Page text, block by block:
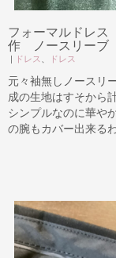
フォーマルドレ
作 ノースリーブ
| ドレス ドレス
元々袖無しノースリ
成の生地はすそから
シンプルなのに華や
の腕もカバー出来る